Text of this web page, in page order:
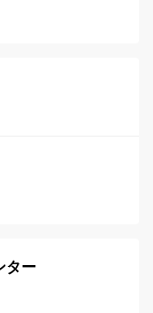
ター